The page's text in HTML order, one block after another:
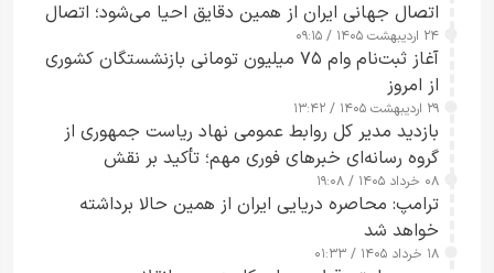
اتصال جهانی ایران از همین دقایق احیا می‌شود؛ اتصال
کامل مردم تا ۲۴ ساعت آینده
۲۴ اردیبهشت ۱۴۰۵ / ۰۹:۱۵
آغاز ثبت‌نام وام ۷۵ میلیون تومانی بازنشستگان کشوری
از امروز
۲۹ اردیبهشت ۱۴۰۵ / ۱۳:۴۲
بازدید مدیر کل روابط عمومی نهاد ریاست جمهوری از
گروه رسانه‌ای خبرهای فوری مهم؛ تأکید بر نقش
رسانه‌های هوشمند و مسئول در ارتقای آگاهی عمومی
۰۸ خرداد ۱۴۰۵ / ۱۹:۰۸
ترامپ: محاصره دریایی ایران از همین حالا برداشته
خواهد شد
۱۸ خرداد ۱۴۰۵ / ۰۱:۳۳